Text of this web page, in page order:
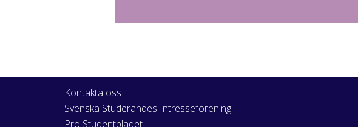
Kontakta oss
Svenska Studerandes Intresseförening
Pro Studentbladet